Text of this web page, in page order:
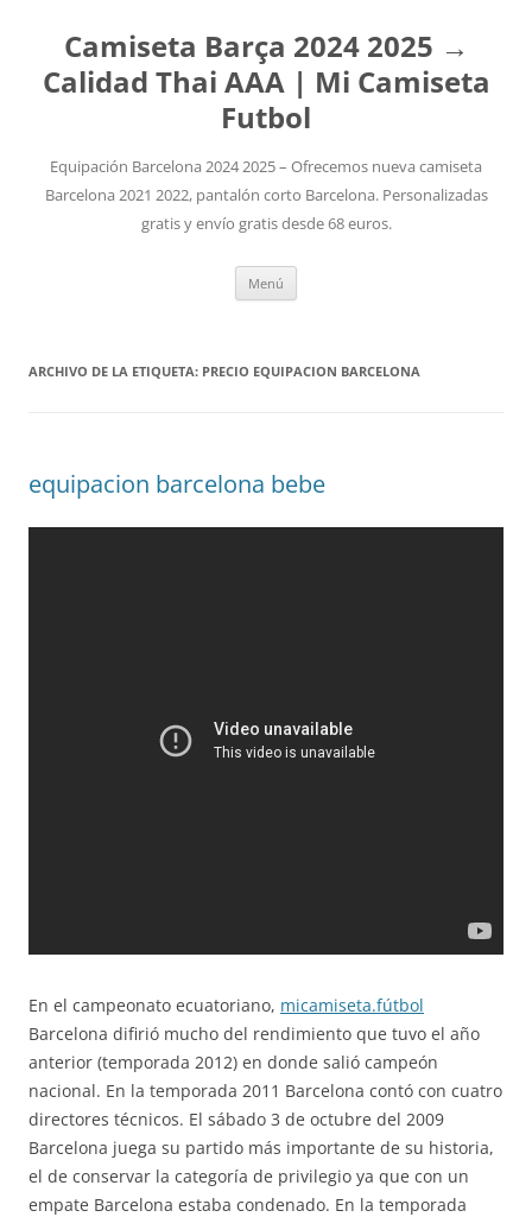
Camiseta Barça 2024 2025 →
Calidad Thai AAA | Mi Camiseta
Futbol
Equipación Barcelona 2024 2025 – Ofrecemos nueva camiseta
Barcelona 2021 2022, pantalón corto Barcelona. Personalizadas
gratis y envío gratis desde 68 euros.
Menú
ARCHIVO DE LA ETIQUETA: PRECIO EQUIPACION BARCELONA
equipacion barcelona bebe
En el campeonato ecuatoriano, micamiseta.fútbol
Barcelona difirió mucho del rendimiento que tuvo el año
anterior (temporada 2012) en donde salió campeón
nacional. En la temporada 2011 Barcelona contó con cuatro
directores técnicos. El sábado 3 de octubre del 2009
Barcelona juega su partido más importante de su historia,
el de conservar la categoría de privilegio ya que con un
empate Barcelona estaba condenado. En la temporada